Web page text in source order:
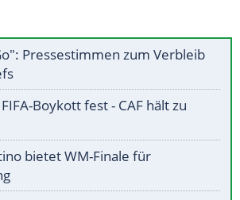
Pressestimmen zum Verbleib
Boykott fest - CAF hält zu
bietet WM-Finale für